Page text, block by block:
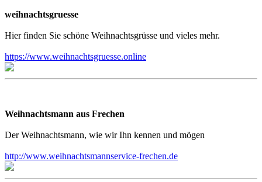
weihnachtsgruesse
Hier finden Sie schöne Weihnachtsgrüsse und vieles mehr.
https://www.weihnachtsgruesse.online
Weihnachtsmann aus Frechen
Der Weihnachtsmann, wie wir Ihn kennen und mögen
http://www.weihnachtsmannservice-frechen.de